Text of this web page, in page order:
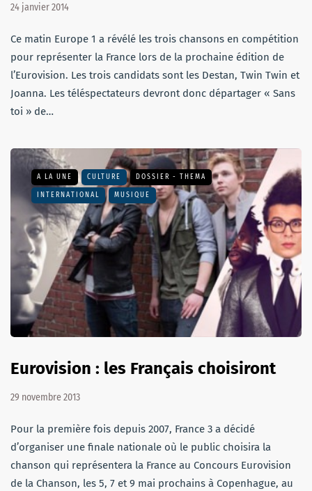
24 janvier 2014
Ce matin Europe 1 a révélé les trois chansons en compétition
pour représenter la France lors de la prochaine édition de
l’Eurovision. Les trois candidats sont les Destan, Twin Twin et
Joanna. Les téléspectateurs devront donc départager « Sans
toi » de…
A LA UNE CULTURE DOSSIER - THEMA
INTERNATIONAL MUSIQUE
Eurovision : les Français choisiront
29 novembre 2013
Pour la première fois depuis 2007, France 3 a décidé
d’organiser une finale nationale où le public choisira la
chanson qui représentera la France au Concours Eurovision
de la Chanson, les 5, 7 et 9 mai prochains à Copenhague, au